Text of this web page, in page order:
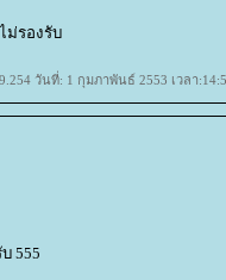
ม่รองรับ
วันที่: 1 กุมภาพันธ์ 2553 เวลา
555